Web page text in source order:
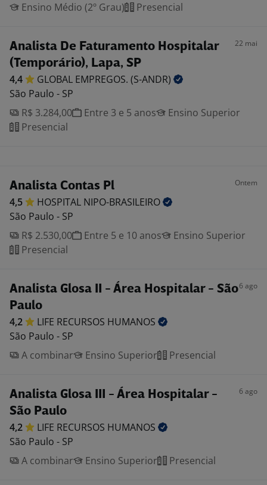
Ensino Médio (2º Grau)
Presencial
Analista De Faturamento Hospitalar
(Temporário), Lapa, SP
22 mai
4,4 GLOBAL EMPREGOS. (S-ANDR)
São Paulo - SP
R$ 3.284,00
Entre 3 e 5 anos
Ensino Superior
Presencial
Analista Contas Pl Ontem
4,5 HOSPITAL NIPO-BRASILEIRO
São Paulo - SP
R$ 2.530,00
Entre 5 e 10 anos
Ensino Superior
Presencial
Analista Glosa II - Área Hospitalar - São
Paulo
6 ago
4,2 LIFE RECURSOS HUMANOS
São Paulo - SP
A combinar
Ensino Superior Presencial
Analista Glosa III - Área Hospitalar -
São Paulo
6 ago
4,2 LIFE RECURSOS HUMANOS
São Paulo - SP
A combinar
Ensino Superior Presencial